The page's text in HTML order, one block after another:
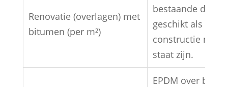
Renovatie (overlagen) met
bitumen (per m²)
bestaande
geschikt als
constructie nog
staat zijn.
EPDM over